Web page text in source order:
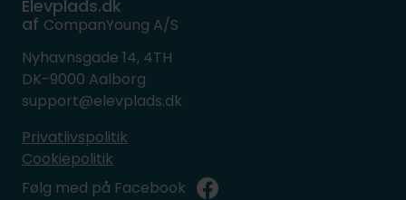
Elevplads.dk
af CompanYoung A/S
Nyhavnsgade 14, 4TH
DK-9000 Aalborg
support@elevplads.dk
Privatlivspolitik
Cookiepolitik
Følg med på Facebook